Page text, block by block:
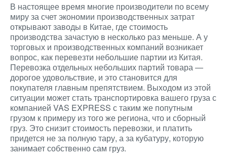
В настоящее время многие производители по всему
миру за счет экономии производственных затрат
открывают заводы в Китае, где стоимость
производства зачастую в несколько раз меньше. А у
торговых и производственных компаний возникает
вопрос, как перевезти небольшие партии из Китая.
Перевозка отдельных небольших партий товара —
дорогое удовольствие, и это становится для
покупателя главным препятствием. Выходом из этой
ситуации может стать транспортировка вашего груза с
компанией VAS EXPRESS с таким же попутным
грузом к примеру из того же региона, что и сборный
груз. Это снизит стоимость перевозки, и платить
придется не за полную тару, а за кубатуру, которую
занимает собственно сам груз.